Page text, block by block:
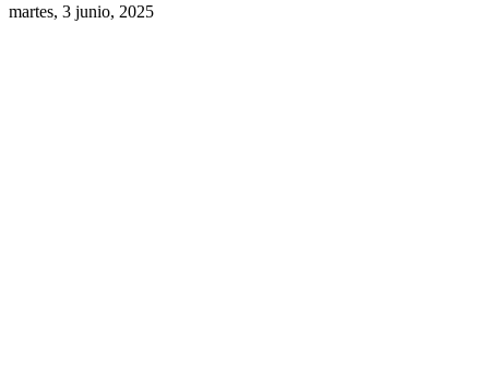
martes, 3 junio, 2025